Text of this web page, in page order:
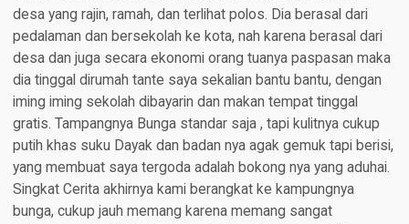
desa yang rajin, ramah, dan terlihat polos. Dia berasal dari
pedalaman dan bersekolah ke kota, nah karena berasal dari
desa dan juga secara ekonomi orang tuanya paspasan maka
dia tinggal dirumah tante saya sekalian bantu bantu, dengan
iming iming sekolah dibayarin dan makan tempat tinggal
gratis. Tampangnya Bunga standar saja , tapi kulitnya cukup
putih khas suku Dayak dan badan nya agak gemuk tapi berisi,
yang membuat saya tergoda adalah bokong nya yang aduhai.
Singkat Cerita akhirnya kami berangkat ke kampungnya
bunga, cukup jauh memang karena memang sangat